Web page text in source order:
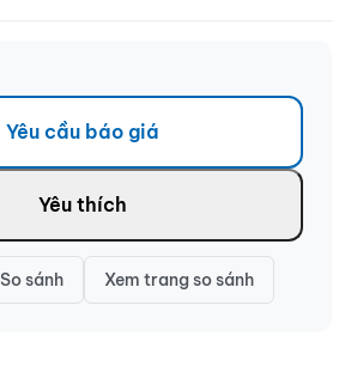
Yêu cầu báo giá
Yêu thích
So sánh Xem trang so sánh